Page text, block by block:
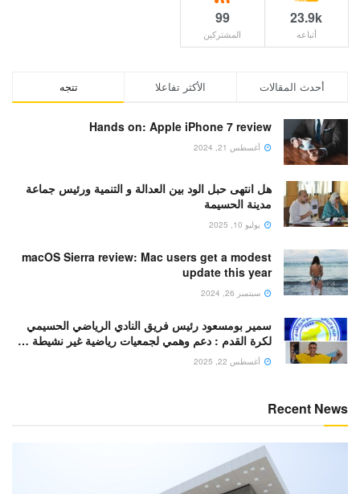
23.9k
أتباعه
99
المشتركين
تتجه الأكثر تفاعلا أحدث المقالات
Hands on: Apple iPhone 7 review
أغسطس 21, 2024
هل انتهى حبل الود بين العدالة و التنمية ورئيس جماعة
مدينة الحسيمة
يوليو 10, 2025
macOS Sierra review: Mac users get a modest
update this year
سبتمبر 26, 2024
سمير بومسعود رئيس فريق النادي الرياضي الحسيمي
لكرة القدم : دعم وهمي لجمعيات رياضية غير نشيطة …
أغسطس 22, 2025
Recent News